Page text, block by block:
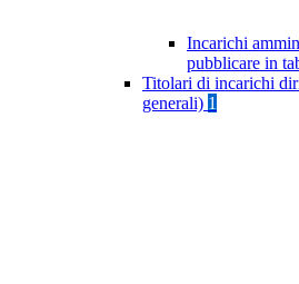
Incarichi
pubblicare in
Titolari di incarichi
generali) 1